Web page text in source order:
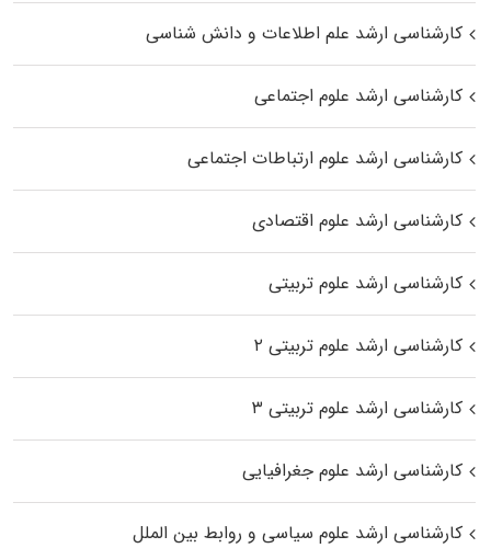
کارشناسی ارشد علم اطلاعات و دانش شناسی
کارشناسی ارشد علوم اجتماعی
کارشناسی ارشد علوم ارتباطات اجتماعی
کارشناسی ارشد علوم اقتصادی
کارشناسی ارشد علوم تربیتی
کارشناسی ارشد علوم تربیتی ۲
کارشناسی ارشد علوم تربیتی ۳
کارشناسی ارشد علوم جغرافیایی
کارشناسی ارشد علوم سیاسی و روابط بین الملل